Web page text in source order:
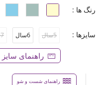
رنگ ها :
سایزها : 5سال 6سال 7سال
راهنمای سایز
راهنمای شست و شو